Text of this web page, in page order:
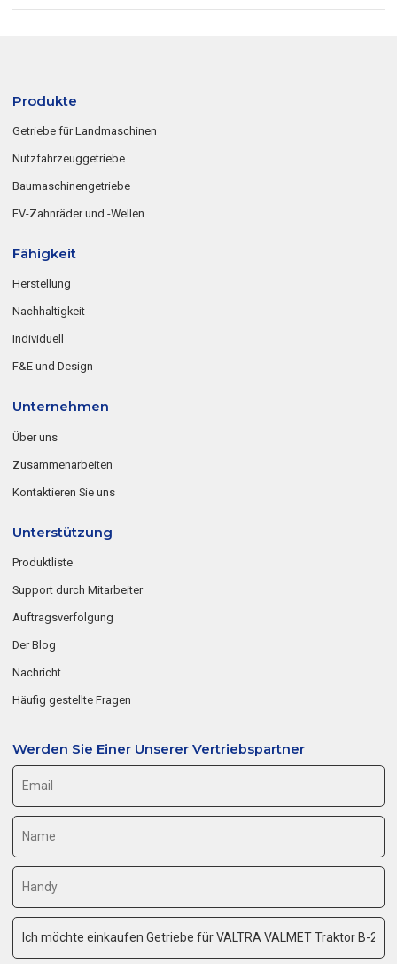
Produkte
Getriebe für Landmaschinen
Nutzfahrzeuggetriebe
Baumaschinengetriebe
EV-Zahnräder und -Wellen
Fähigkeit
Herstellung
Nachhaltigkeit
Individuell
F&E und Design
Unternehmen
Über uns
Zusammenarbeiten
Kontaktieren Sie uns
Unterstützung
Produktliste
Support durch Mitarbeiter
Auftragsverfolgung
Der Blog
Nachricht
Häufig gestellte Fragen
Werden Sie Einer Unserer Vertriebspartner